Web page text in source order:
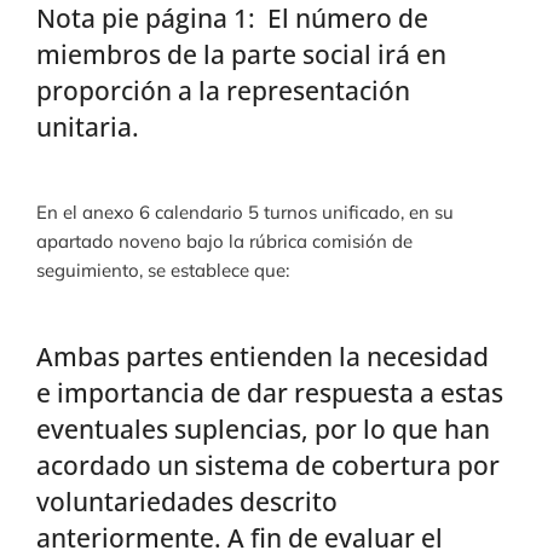
Nota pie página 1: El número de
miembros de la parte social irá en
proporción a la representación
unitaria.
En el anexo 6 calendario 5 turnos unificado, en su
apartado noveno bajo la rúbrica comisión de
seguimiento, se establece que:
Ambas partes entienden la necesidad
e importancia de dar respuesta a estas
eventuales suplencias, por lo que han
acordado un sistema de cobertura por
voluntariedades descrito
anteriormente. A fin de evaluar el